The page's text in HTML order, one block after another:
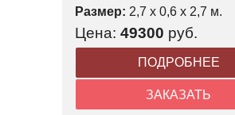
Размер: 2,7 x 0,6 x 2,7 м.
Цена: 49300 руб.
ПОДРОБНЕЕ
ЗАКАЗАТЬ